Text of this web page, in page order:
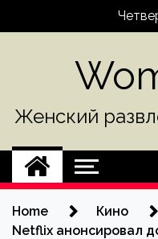
Женский
Home
Кино
Netflix анонсировал